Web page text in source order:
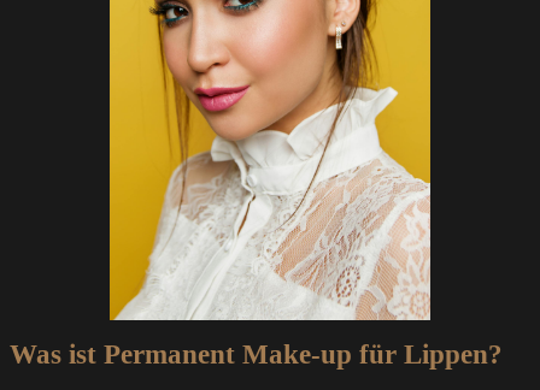
Was ist Permanent Make-up für Lippen?